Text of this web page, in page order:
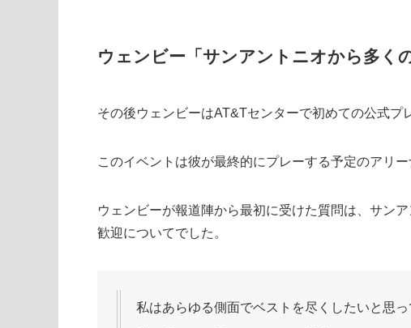
ウェンビー「サンアントニオから多く
その後ウェンビーはAT&Tセンターで初めての公式プ
このイベントは彼が最終的にプレーする予定のアリ
ウェンビーが報道陣から最初に受けた質問は、サン
歓迎についてでした。
私はあらゆる側面でベストを尽くしたいと思っ